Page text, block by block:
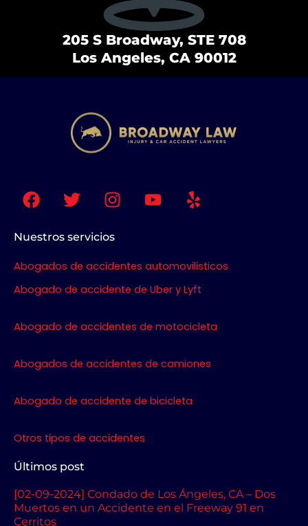
205 S Broadway, STE 708
Los Angeles, CA 90012
F
a
e
b
o
o
T
w
t
t
e
r
I
n
t
a
g
r
m
Y
o
u
b
e
Y
e
Nuestros servicios
Abogados de accidentes automovilisticos
Abogado de accidente de Uber y Lyft
Abogado de accidentes de motocicleta
Abogados de accidentes de camiones
Abogado de accidente de bicicleta
Otros tipos de accidentes
Últimos post
[02-09-2024] Condado de Los Ángeles, CA – Dos
Muertos en un Accidente en el Freeway 91 en
Cerritos